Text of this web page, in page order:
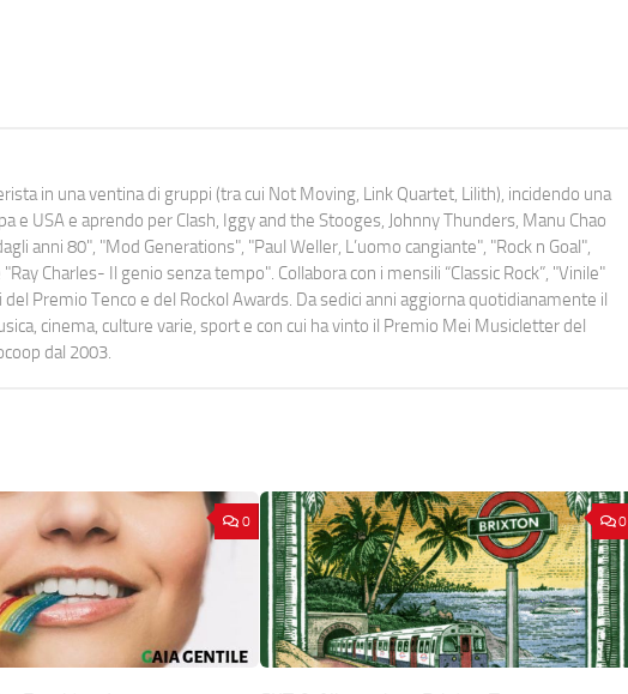
in una ventina di gruppi (tra cui Not Moving, Link Quartet, Lilith), incidendo una
e USA e aprendo per Clash, Iggy and the Stooges, Johnny Thunders, Manu Chao
anni 80", "Mod Generations", "Paul Weller, L’uomo cangiante", "Rock n Goal",
Charles- Il genio senza tempo". Collabora con i mensili “Classic Rock”, "Vinile"
del Premio Tenco e del Rockol Awards. Da sedici anni aggiorna quotidianamente il
cinema, culture varie, sport e con cui ha vinto il Premio Mei Musicletter del
dal 2003.
0 0